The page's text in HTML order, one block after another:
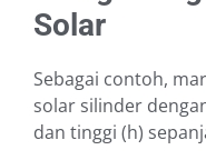
Solar
Sebagai contoh,
solar silinder
dan tinggi (h)